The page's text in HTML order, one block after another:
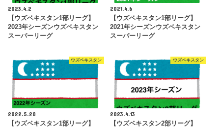
2023.4.2
【ウズベキスタン1部リーグ】
2023年シーズンウズベキスタン
スーパーリーグ
2021.4.6
【ウズベキスタン1部リーグ】
2021年シーズンウズベキスタン
スーパーリーグ
ウズベキスタン
2022.5.20
【ウズベキスタン1部リーグ】
ウズベキスタン
2023.4.13
【ウズベキスタン2部リーグ】